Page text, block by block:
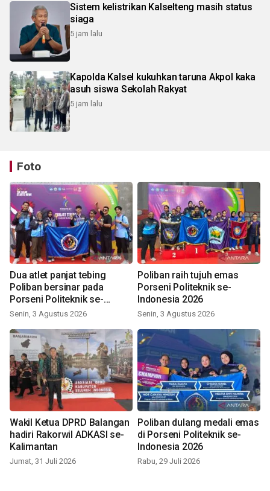
Sistem kelistrikan Kalselteng masih status
siaga
5 jam lalu
Kapolda Kalsel kukuhkan taruna Akpol kaka
asuh siswa Sekolah Rakyat
5 jam lalu
Foto
Dua atlet panjat tebing
Poliban bersinar pada
Porseni Politeknik se-
Indonesia 2026
Senin, 3 Agustus 2026
Poliban raih tujuh emas
Porseni Politeknik se-
Indonesia 2026
Senin, 3 Agustus 2026
Wakil Ketua DPRD Balangan
hadiri Rakorwil ADKASI se-
Kalimantan
Jumat, 31 Juli 2026
Poliban dulang medali emas
di Porseni Politeknik se-
Indonesia 2026
Rabu, 29 Juli 2026